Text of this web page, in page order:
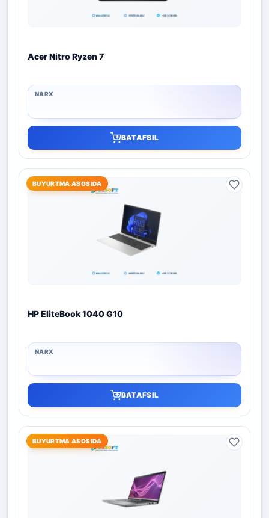
Acer Nitro Ryzen 7
BATAFSIL
BUYURTMA ASOSIDA
HP EliteBook 1040 G10
BATAFSIL
BUYURTMA ASOSIDA